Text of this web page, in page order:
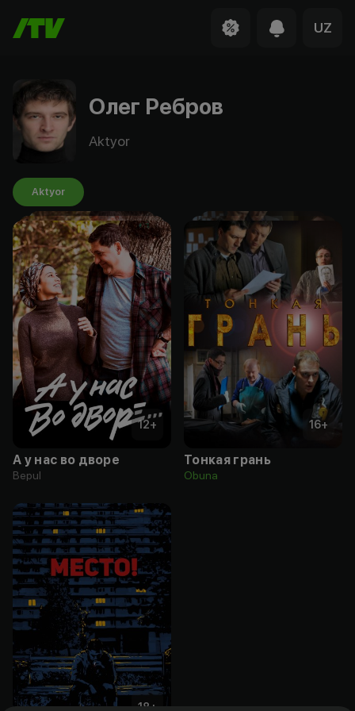
UZ
Олег Ребров
Aktyor
Aktyor
12+
А у нас во дворе
Bepul
16+
Тонкая грань
Obuna
18 +